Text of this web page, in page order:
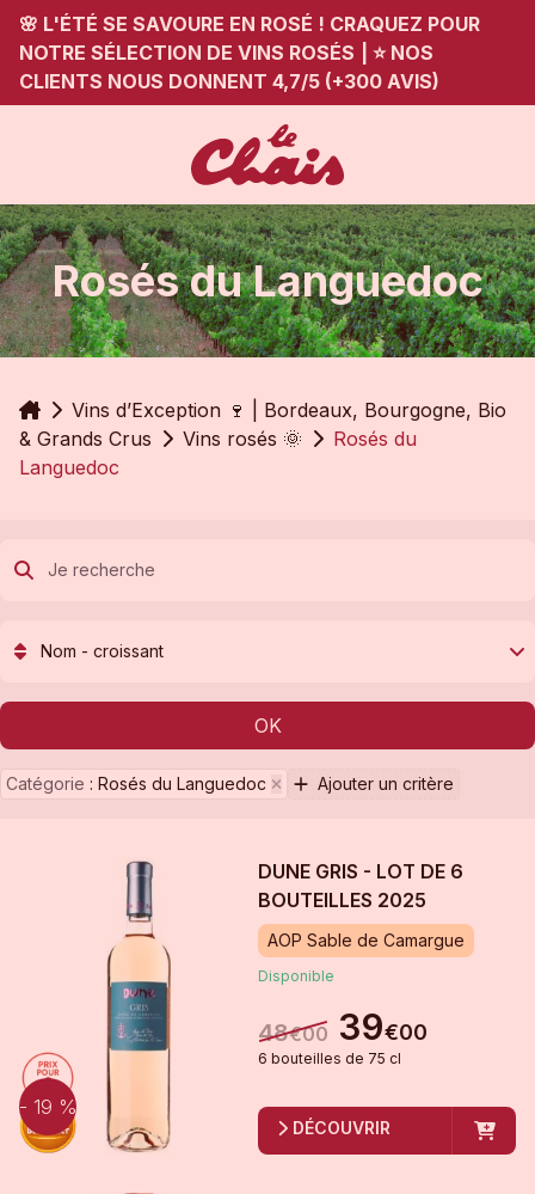
🌸 L'ÉTÉ SE SAVOURE EN ROSÉ ! CRAQUEZ POUR
NOTRE SÉLECTION DE VINS ROSÉS
⭐ NOS
CLIENTS NOUS DONNENT 4,7/5 (+300 AVIS)
Rosés du Languedoc
AccueilVins d’Exception 🍷 | Bordeaux, Bourgogne, Bio
& Grands Crus
Vins rosés 🌞
Rosés du
Languedoc
Nom - croissant
OK
Catégorie : Rosés du Languedoc Ajouter un critère
- 19 %
DUNE GRIS - LOT DE 6
BOUTEILLES 2025
AOP Sable de Camargue
Disponible
48€00 39€00
6 bouteilles de 75 cl
DÉCOUVRIR